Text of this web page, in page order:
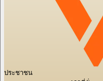
ประชาชน